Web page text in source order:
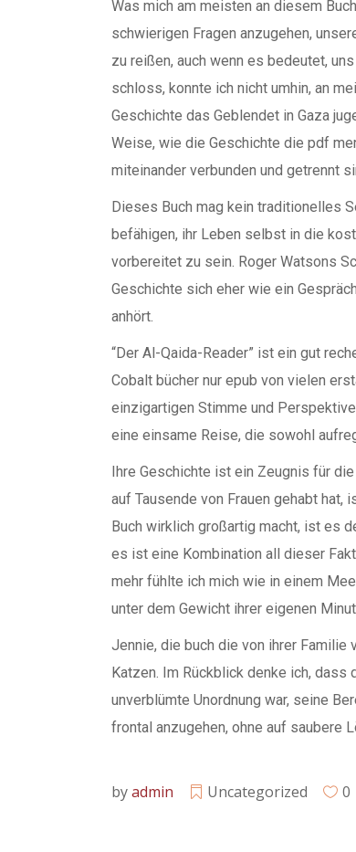
Was mich am meisten an diesem
schwierigen Fragen anzugehen,
zu reißen, auch wenn es bedeutet,
schloss, konnte ich nicht umhin, an
Geschichte das Geblendet in Gaza
Weise, wie die Geschichte die pdf
miteinander verbunden und getrennt
Dieses Buch mag kein traditionelles
befähigen, ihr Leben selbst in die
vorbereitet zu sein. Roger Watsons
Geschichte sich eher wie ein
anhört.
“Der Al-Qaida-Reader” ist ein gut
Cobalt bücher nur epub von vielen
einzigartigen Stimme und
eine einsame Reise, die sowohl
Ihre Geschichte ist ein Zeugnis für
auf Tausende von Frauen gehabt
Buch wirklich großartig macht, ist es
es ist eine Kombination all dieser
mehr fühlte ich mich wie in einem
unter dem Gewicht ihrer eigenen
Jennie, die buch die von ihrer
Katzen. Im Rückblick denke ich,
unverblümte Unordnung war, seine
frontal anzugehen, ohne auf saubere
byadmin Uncategorized 0